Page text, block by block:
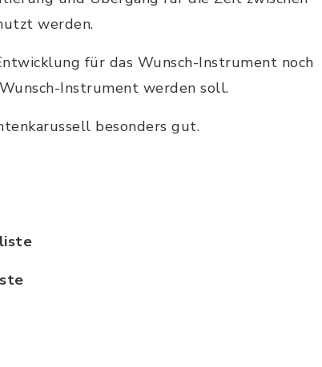
werden.
für das Wunsch-Instrument noch
Instrument werden soll.
besonders gut.